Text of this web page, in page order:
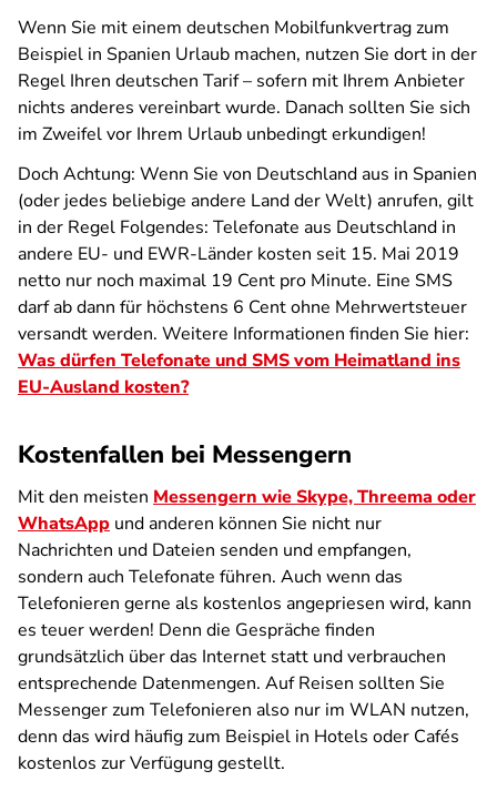
Wenn Sie mit einem deutschen Mobilfunkvertrag zum
Beispiel in Spanien Urlaub machen, nutzen Sie dort in der
Regel Ihren deutschen Tarif – sofern mit Ihrem Anbieter
nichts anderes vereinbart wurde. Danach sollten Sie sich
im Zweifel vor Ihrem Urlaub unbedingt erkundigen!
Doch Achtung: Wenn Sie von Deutschland aus in Spanien
(oder jedes beliebige andere Land der Welt) anrufen, gilt
in der Regel Folgendes: Telefonate aus Deutschland in
andere EU- und EWR-Länder kosten seit 15. Mai 2019
netto nur noch maximal 19 Cent pro Minute. Eine SMS
darf ab dann für höchstens 6 Cent ohne Mehrwertsteuer
versandt werden. Weitere Informationen finden Sie hier:
Was dürfen Telefonate und SMS vom Heimatland ins
EU-Ausland kosten?
Kostenfallen bei Messengern
Mit den meisten Messengern wie Skype, Threema oder
WhatsApp und anderen können Sie nicht nur
Nachrichten und Dateien senden und empfangen,
sondern auch Telefonate führen. Auch wenn das
Telefonieren gerne als kostenlos angepriesen wird, kann
es teuer werden! Denn die Gespräche finden
grundsätzlich über das Internet statt und verbrauchen
entsprechende Datenmengen. Auf Reisen sollten Sie
Messenger zum Telefonieren also nur im WLAN nutzen,
denn das wird häufig zum Beispiel in Hotels oder Cafés
kostenlos zur Verfügung gestellt.